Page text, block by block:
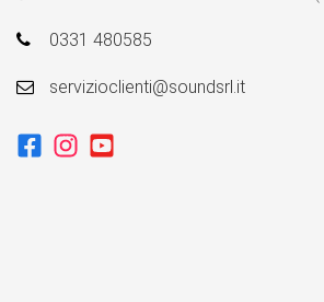
0331 480585
servizioclienti@soundsrl.it